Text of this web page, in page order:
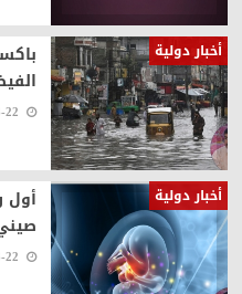
أخبار دولية
أخبار دولية
أول